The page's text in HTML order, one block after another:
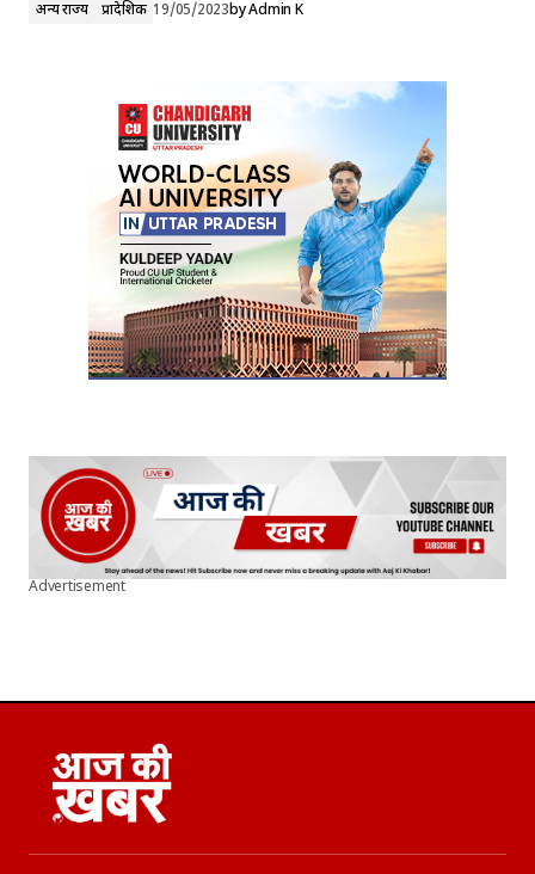
अन्य राज्य प्रादेशिक 19/05/2023byAdmin K
Advertisement